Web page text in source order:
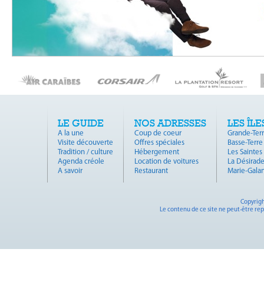
LE GUIDE
A la une
Visite découverte
Tradition / culture
Agenda créole
A savoir
NOS ADRESSES
Coup de coeur
Offres spéciales
Hébergement
Location de voitures
Restaurant
LES
Grande-
Basse-Terre
Les Saintes
La Désirade
Marie-
Le contenu de ce site ne peut-être